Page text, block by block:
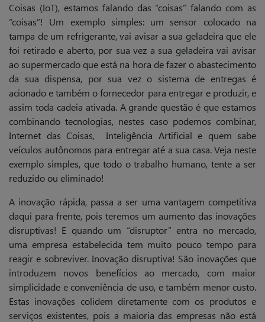
Coisas (IoT), estamos falando das “coisas” falando com as
“coisas”! Um exemplo simples: um sensor colocado na
tampa de um refrigerante, vai avisar a sua geladeira que ele
foi retirado e aberto, por sua vez a sua geladeira vai avisar
ao supermercado que está na hora de fazer o abastecimento
da sua dispensa, por sua vez o sistema de entregas é
acionado e também o fornecedor para entregar e produzir, e
assim toda cadeia ativada. A grande questão é que estamos
combinando tecnologias, nestes caso podemos combinar,
Internet das Coisas, Inteligência Artificial e quem sabe
veículos autônomos para entregar até a sua casa. Veja neste
exemplo simples, que todo o trabalho humano, tente a ser
reduzido ou eliminado!
A inovação rápida, passa a ser uma vantagem competitiva
daqui para frente, pois teremos um aumento das inovações
disruptivas! E quando um “disruptor” entra no mercado,
uma empresa estabelecida tem muito pouco tempo para
reagir e sobreviver. Inovação disruptiva! São inovações que
introduzem novos benefícios ao mercado, com maior
simplicidade e conveniência de uso, e também menor custo.
Estas inovações colidem diretamente com os produtos e
serviços existentes, pois a maioria das empresas não está